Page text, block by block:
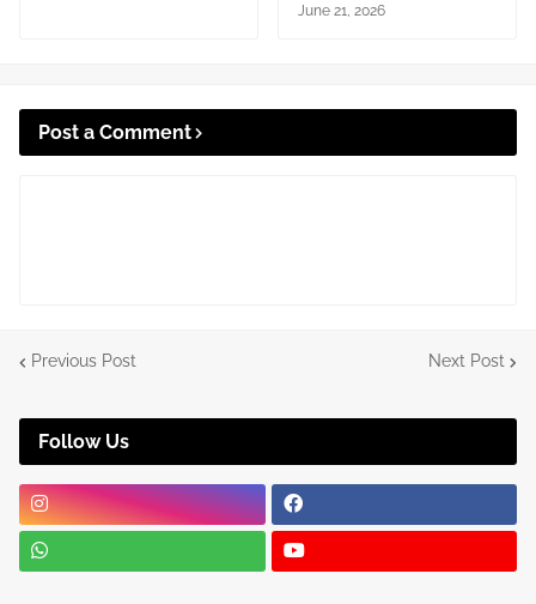
June 21, 2026
Post a Comment
Previous Post Next Post
Follow Us